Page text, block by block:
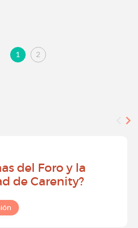
1 2
del Foro y la
de Carenity?